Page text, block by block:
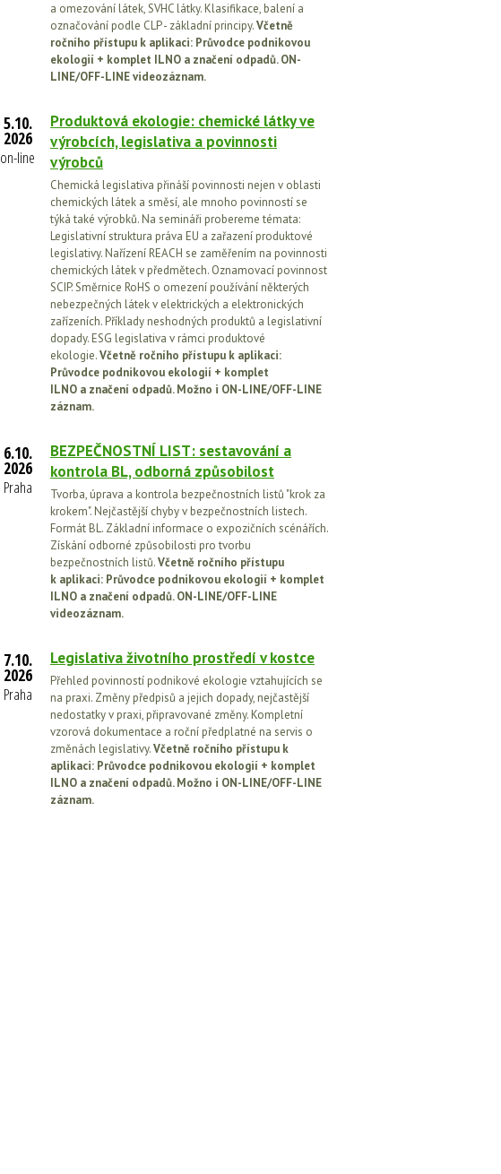
a omezování látek, SVHC látky. Klasifikace, balení a
označování podle CLP - základní principy.Včetně
ročního přístupu k aplikaci: Průvodce podnikovou
ekologií + komplet ILNO a značení odpadů. ON-
LINE/OFF-LINE videozáznam.
5.10.
2026
on-line
Produktová ekologie: chemické látky ve
výrobcích, legislativa a povinnosti
výrobců
Chemická legislativa přináší povinnosti nejen v oblasti
chemických látek a směsí, ale mnoho povinností se
týká také výrobků. Na semináři probereme témata:
Legislativní struktura práva EU a zařazení produktové
legislativy. Nařízení REACH se zaměřením na povinnosti
chemických látek v předmětech. Oznamovací povinnost
SCIP. Směrnice RoHS o omezení používání některých
nebezpečných látek v elektrických a elektronických
zařízeních. Příklady neshodných produktů a legislativní
dopady. ESG legislativa v rámci produktové
ekologie.Včetně ročního přístupu k aplikaci:
Průvodce podnikovou ekologií + komplet
ILNO a značení odpadů. Možno i ON-LINE/OFF-LINE
záznam.
6.10.
2026
Praha
BEZPEČNOSTNÍ LIST: sestavování a
kontrola BL, odborná způsobilost
Tvorba, úprava a kontrola bezpečnostních listů "krok za
krokem". Nejčastější chyby v bezpečnostních listech.
Formát BL. Základní informace o expozičních scénářích.
Získání odborné způsobilosti pro tvorbu
bezpečnostních listů.Včetně ročního přístupu
k aplikaci: Průvodce podnikovou ekologií + komplet
ILNO a značení odpadů. ON-LINE/OFF-LINE
videozáznam.
7.10.
2026
Praha
Legislativa životního prostředí v kostce
Přehled povinností podnikové ekologie vztahujících se
na praxi. Změny předpisů a jejich dopady, nejčastější
nedostatky v praxi, připravované změny. Kompletní
vzorová dokumentace a roční předplatné na servis o
změnách legislativy.Včetně ročního přístupu k
aplikaci: Průvodce podnikovou ekologií + komplet
ILNO a značení odpadů. Možno i ON-LINE/OFF-LINE
záznam.